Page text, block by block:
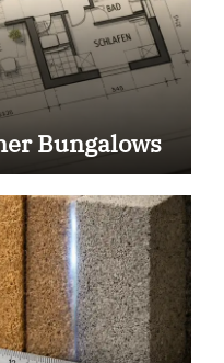
Bungalows